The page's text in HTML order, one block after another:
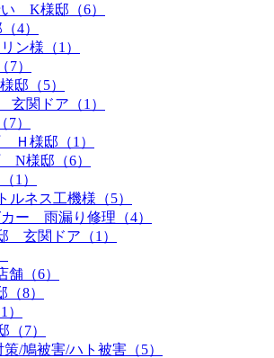
K様邸（6）
4）
ン様（1）
）
邸（5）
関ドア（1）
）
Ｈ様邸（1）
N様邸（6）
1）
ネス工機様（5）
ー 雨漏り修理（4）
玄関ドア（1）
（6）
8）
7）
/鳩被害/ハト被害（5）